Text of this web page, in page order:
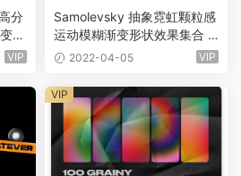
分
几
Irid
VIP
Samolevsky 抽象霓虹颗粒感
运动模糊渐变形状效果集合 Bl
urry gradient shapes collect
2022-04-05 VIP
VIP